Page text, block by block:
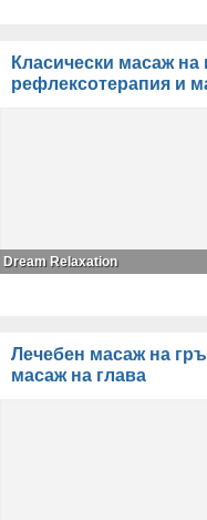
Класически масаж
рефлексотерапия и
Dream Relaxation
Лечебен масаж на
масаж на глава